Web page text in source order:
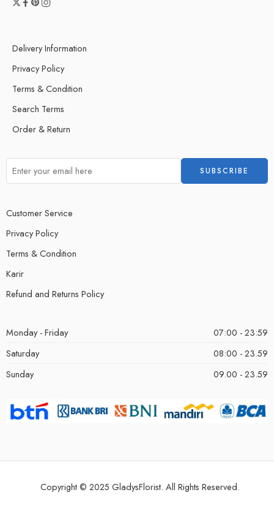
Delivery Information
Privacy Policy
Terms & Condition
Search Terms
Order & Return
Customer Service
Privacy Policy
Terms & Condition
Karir
Refund and Returns Policy
Monday - Friday
07:00 - 23:59
Saturday
08:00 - 23.59
Sunday
09.00 - 23.59
Copyright © 2025 GladysFlorist. All Rights Reserved.